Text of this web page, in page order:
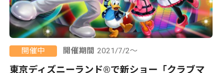
開催中 開催期間 2021/7/2～
東京ディズニーランド®で新ショー「クラブマ